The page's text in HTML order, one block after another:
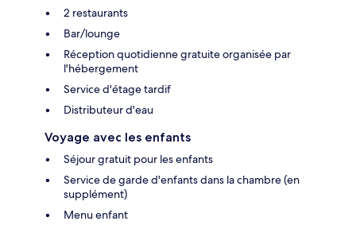
2 restaurants
Bar/lounge
Réception quotidienne gratuite organisée par
l'hébergement
Service d'étage tardif
Distributeur d'eau
Voyage avec les enfants
Séjour gratuit pour les enfants
Service de garde d'enfants dans la chambre (en
supplément)
Menu enfant